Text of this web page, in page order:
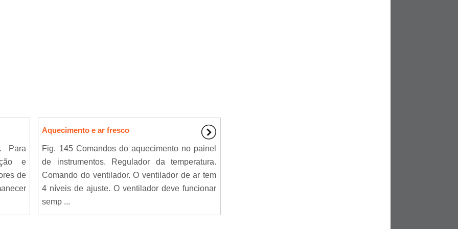
Para
e
de
Aquecimento e ar fresco
Fig. 145 Comandos do aquecimento no painel
de instrumentos. Regulador da temperatura.
Comando do ventilador. O ventilador de ar tem
4 níveis de ajuste. O ventilador deve funcionar
semp ...